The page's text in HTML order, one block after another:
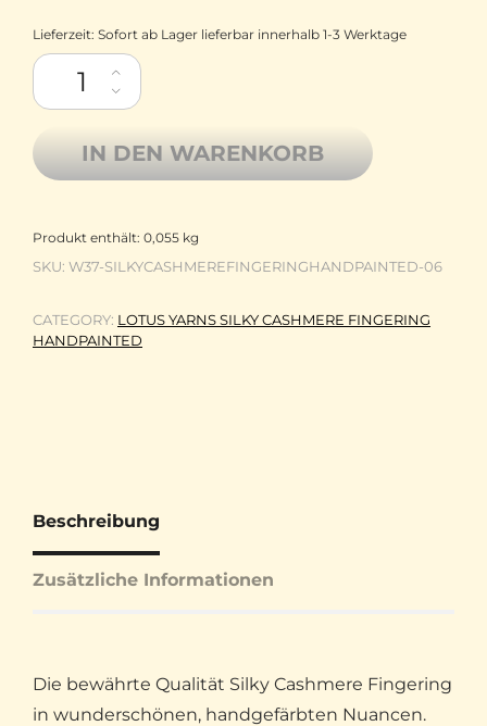
Lieferzeit: Sofort ab Lager lieferbar innerhalb 1-3 Werktage
Lotus Yarns Seide monglisches Kaschmir handgefärbt Silky
IN DEN WARENKORB
Produkt enthält: 0,055 kg
SKU: W37-SILKYCASHMEREFINGERINGHANDPAINTED-06
CATEGORY: LOTUS YARNS SILKY CASHMERE FINGERING
HANDPAINTED
Beschreibung
Zusätzliche Informationen
Die bewährte Qualität Silky Cashmere Fingering
in wunderschönen, handgefärbten Nuancen.